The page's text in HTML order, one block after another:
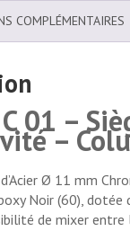
COMPLÉMENTAIRES
01 –
–
Ø 11 mm
Noir (60), dotée
de mixer entre